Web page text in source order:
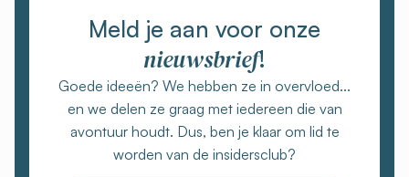
Meld je aan voor onze
nieuwsbrief!
Goede ideeën? We hebben ze in overvloed...
en we delen ze graag met iedereen die van
avontuur houdt. Dus, ben je klaar om lid te
worden van de insidersclub?